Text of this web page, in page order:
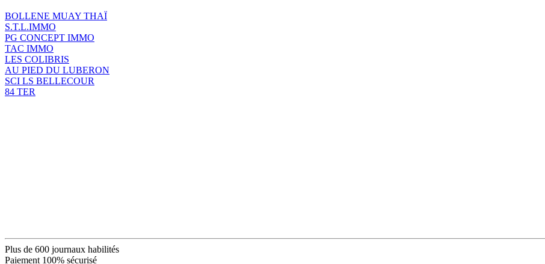
BOLLENE MUAY THAÏ
S.T.L.IMMO
PG CONCEPT IMMO
TAC IMMO
LES COLIBRIS
AU PIED DU LUBERON
SCI LS BELLECOUR
84 TER
Plus de 600 journaux habilités
Paiement 100% sécurisé